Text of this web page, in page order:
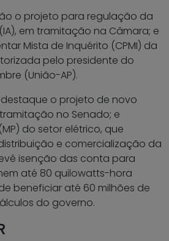
o projeto para regulação da
em tramitação na Câmara; e
Mista de Inquérito (CPMI) da
pelo presidente do
(União-AP).
o projeto de novo
no Senado; e
do setor elétrico, que
e comercialização da
isenção das conta para
até 80 quilowatts-hora
beneficiar até 60 milhões de
do governo.